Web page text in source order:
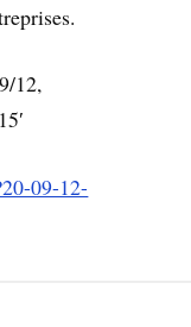
12,
09-12-